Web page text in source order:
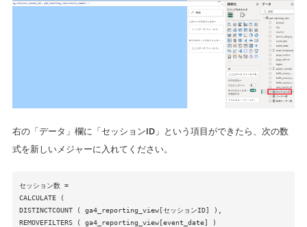
右の「データ」欄に「セッションID」という項目ができたら、次の数
式を新しいメジャーに入れてください。
セッション数 =
CALCULATE (
DISTINCTCOUNT ( ga4_reporting_view[セッションID] ),
REMOVEFILTERS ( ga4_reporting_view[event_date] )